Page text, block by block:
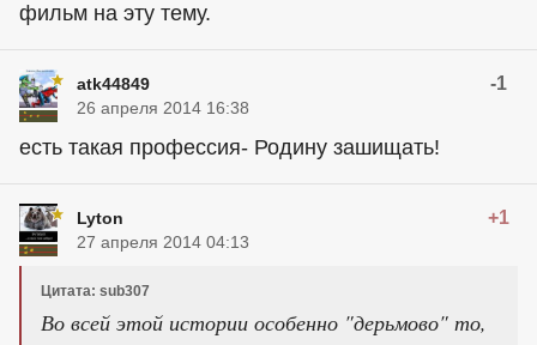
фильм на эту тему.
atk44849 -1
26 апреля 2014 16:38
есть такая профессия- Родину зашищать!
Lyton +1
27 апреля 2014 04:13
Цитата: sub307
Во всей этой истории особенно "дерьмово" то,